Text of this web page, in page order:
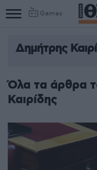
Games
Δημήτρης
Όλα τα άρθρα
Καιρίδης